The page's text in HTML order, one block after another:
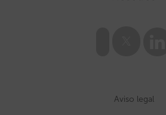
Aviso legal